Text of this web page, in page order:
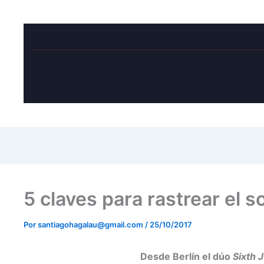
5 claves para rastrear el
Porsantiagohagalau@gmail.com / 25/10/2017
Desde Berlín el dúo Sixth